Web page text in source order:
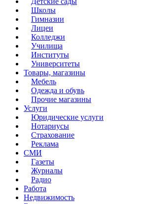
Школы
Гимназии
Лицеи
Колледжи
Училища
Институты
Университеты
Товары, магазины
Мебель
Одежда и обувь
Прочие магазины
Услуги
Юридические услуги
Нотариусы
Страхование
Реклама
СМИ
Газеты
Журналы
Радио
Работа
Недвижимость